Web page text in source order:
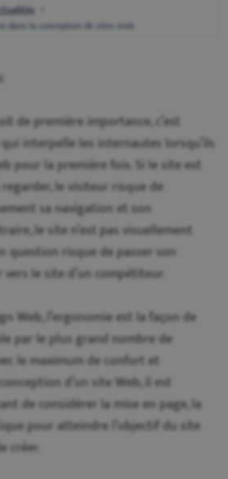
dans la conception de sites web
de première importance, c’est
interpelle les internautes lorsqu’ils
pour la première fois. Si le site est
le visiteur risque de
sa navigation et son
le site n’est pas visuellement
question risque de passer son
le site d’un compétiteur.
Web, l’ergonomie est la façon de
par le plus grand nombre de
le maximum de confort et
d’un site Web, il est
de considérer la mise en page, la
pour atteindre l’objectif du site
créer.